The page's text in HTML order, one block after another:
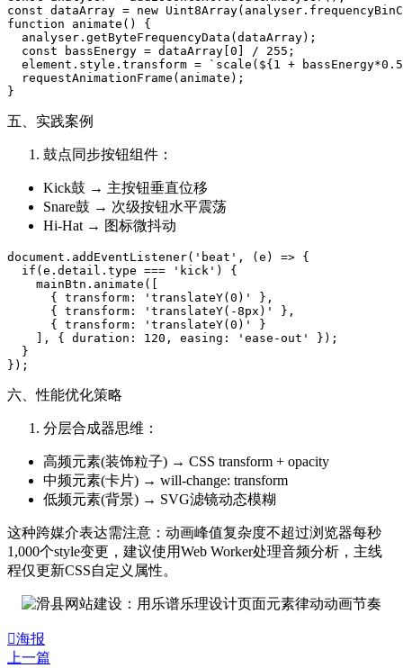
const dataArray = new
function animate() {
  analyser.getByteFrequencyData(dataArray);
  const bassEnergy = dataArray[0] / 255;
element.style.transform = `scale(${1 +
  requestAnimationFrame(animate);
五、实践案例
鼓点同步按钮组件：
Kick鼓 → 主按钮垂直位移
Snare鼓 → 次级按钮水平震荡
Hi-Hat → 图标微抖动
document.addEventListener('beat', (e) => {
  if(e.detail.type === 'kick') {
    mainBtn.animate([
      { transform: 'translateY(0)' },
      { transform: 'translateY(-8px)' },
      { transform: 'translateY(0)' }
    ], { duration: 120, easing: 'ease-out' });
  }
六、性能优化策略
分层合成器思维：
高频元素(装饰粒子) → CSS transform + opacity
中频元素(卡片) → will-change: transform
低频元素(背景) → SVG滤镜动态模糊
这种跨媒介表达需注意：动画峰值复杂度不超过浏览器每秒
1,000个style变更，建议使用Web Worker处理音频分析，主线
程仅更新CSS自定义属性。
海报
上一篇